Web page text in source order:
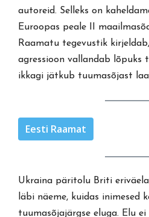
autoreid. Selleks on
Euroopas peale II
Raamatu tegevustik
agressioon vallandab lõpuks
ikkagi jätkub tuumasõjast
Eesti Raamat
Ukraina päritolu Briti
läbi näeme, kuidas inimesed
tuumasõjajärgse eluga. Elu